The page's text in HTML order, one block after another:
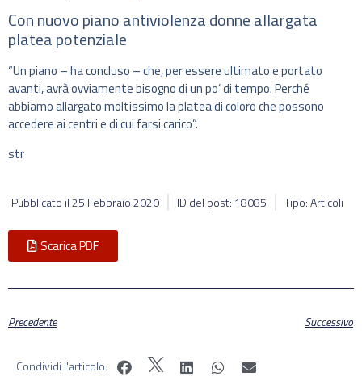
Con nuovo piano antiviolenza donne allargata
platea potenziale
“Un piano – ha concluso – che, per essere ultimato e portato
avanti, avrà ovviamente bisogno di un po’ di tempo. Perché
abbiamo allargato moltissimo la platea di coloro che possono
accedere ai centri e di cui farsi carico”.
str
Pubblicato il25 Febbraio 2020 ID del post: 18085 Tipo: Articoli
Scarica PDF
Precedente Successivo
Condividi l'articolo: